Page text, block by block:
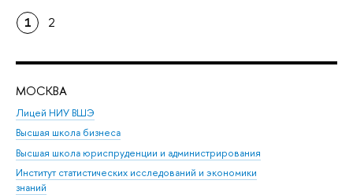
1 2
МОСКВА
Лицей НИУ ВШЭ
Высшая школа бизнеса
Высшая школа юриспруденции и администрирования
Институт статистических исследований и экономики
знаний